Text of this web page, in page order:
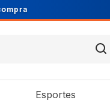
Esportes